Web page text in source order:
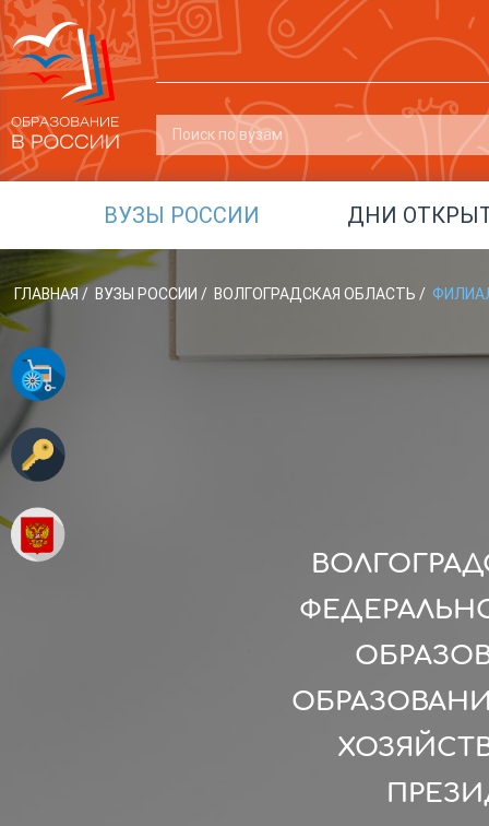
ВУЗЫ РОССИИ ДНИ
ГЛАВНАЯ/ ВУЗЫ РОССИИ / ВОЛГОГРАДСКАЯ ОБЛАСТЬ /